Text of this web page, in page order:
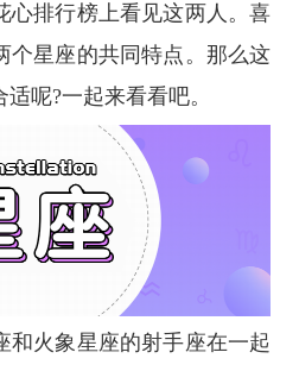
心排行榜上看见这两人。喜
个星座的共同特点。那么这
呢?一起来看看吧。
和 火象星座的射手座在一起